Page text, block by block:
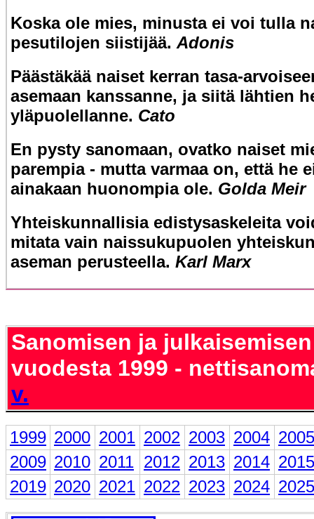
Koska ole mies, minusta ei voi tulla
pesutilojen siistijää. Adonis
Päästäkää naiset kerran tasa-
asemaan kanssanne, ja siitä lähtien
yläpuolellanne. Cato
En pysty sanomaan, ovatko naiset
parempia - mutta varmaa on, että he
ainakaan huonompia ole. Golda Meir
Yhteiskunnallisia edistysaskeleita
mitata vain naissukupuolen
aseman perusteella. Karl Marx
Sanomisen ja
vuodesta 1999 -
v.
1999 2000 2001 2002 2003 2004 2005
2009 2010 2011 2012 2013 2014 2015
2019 2020 2021 2022 2023 2024 2025